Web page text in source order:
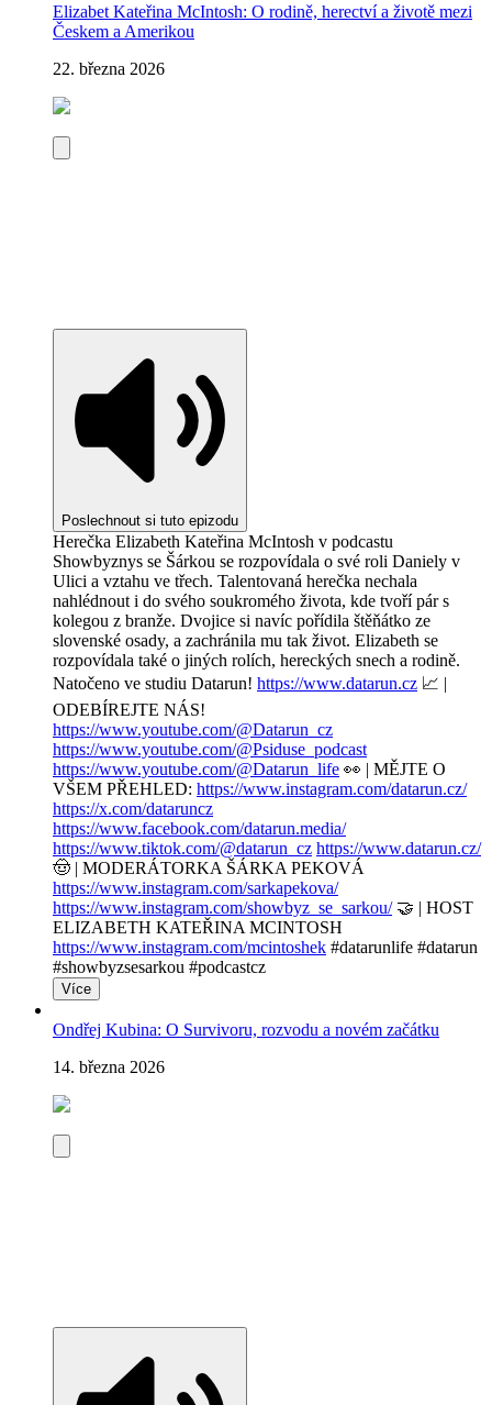
Elizabet Kateřina McIntosh: O rodině, herectví a životě mezi
Českem a Amerikou
22. března 2026
Poslechnout si tuto epizodu
Herečka Elizabeth Kateřina McIntosh v podcastu
Showbyznys se Šárkou se rozpovídala o své roli Daniely v
Ulici a vztahu ve třech. Talentovaná herečka nechala
nahlédnout i do svého soukromého života, kde tvoří pár s
kolegou z branže. Dvojice si navíc pořídila štěňátko ze
slovenské osady, a zachránila mu tak život. Elizabeth se
rozpovídala také o jiných rolích, hereckých snech a rodině.
Natočeno ve studiu Datarun! https://www.datarun.cz 📈 |
ODEBÍREJTE NÁS!
https://www.youtube.com/@Datarun_cz
https://www.youtube.com/@Psiduse_podcast
https://www.youtube.com/@Datarun_life 👀 | MĚJTE O
VŠEM PŘEHLED: https://www.instagram.com/datarun.cz/
https://x.com/dataruncz
https://www.facebook.com/datarun.media/
https://www.tiktok.com/@datarun_cz https://www.datarun.cz/
🤠 | MODERÁTORKA ŠÁRKA PEKOVÁ
https://www.instagram.com/sarkapekova/
https://www.instagram.com/showbyz_se_sarkou/🤝 | HOST
ELIZABETH KATEŘINA MCINTOSH
https://www.instagram.com/mcintoshek #datarunlife #datarun
#showbyzsesarkou #podcastcz
Více
Ondřej Kubina: O Survivoru, rozvodu a novém začátku
14. března 2026